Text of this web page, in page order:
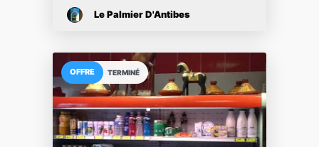
Le Palmier D'Antibes
TERMINÉ
OFFRE